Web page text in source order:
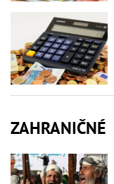
ZAHRANIČNÉ